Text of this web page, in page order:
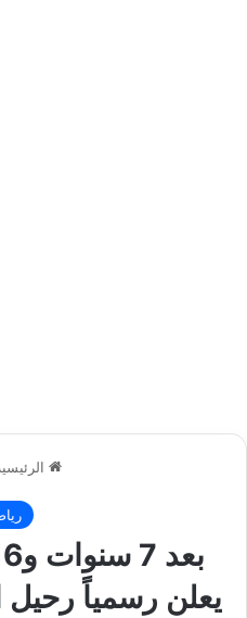
يعلن رسمياً رحيل